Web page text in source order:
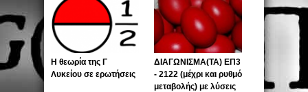
Η θεωρία της Γ
Λυκείου σε ερωτήσεις
ΔΙΑΓΩΝΙΣΜΑ(ΤΑ) ΕΠ3
- 2122 (μέχρι και ρυθμό
μεταβολής) με λύσεις